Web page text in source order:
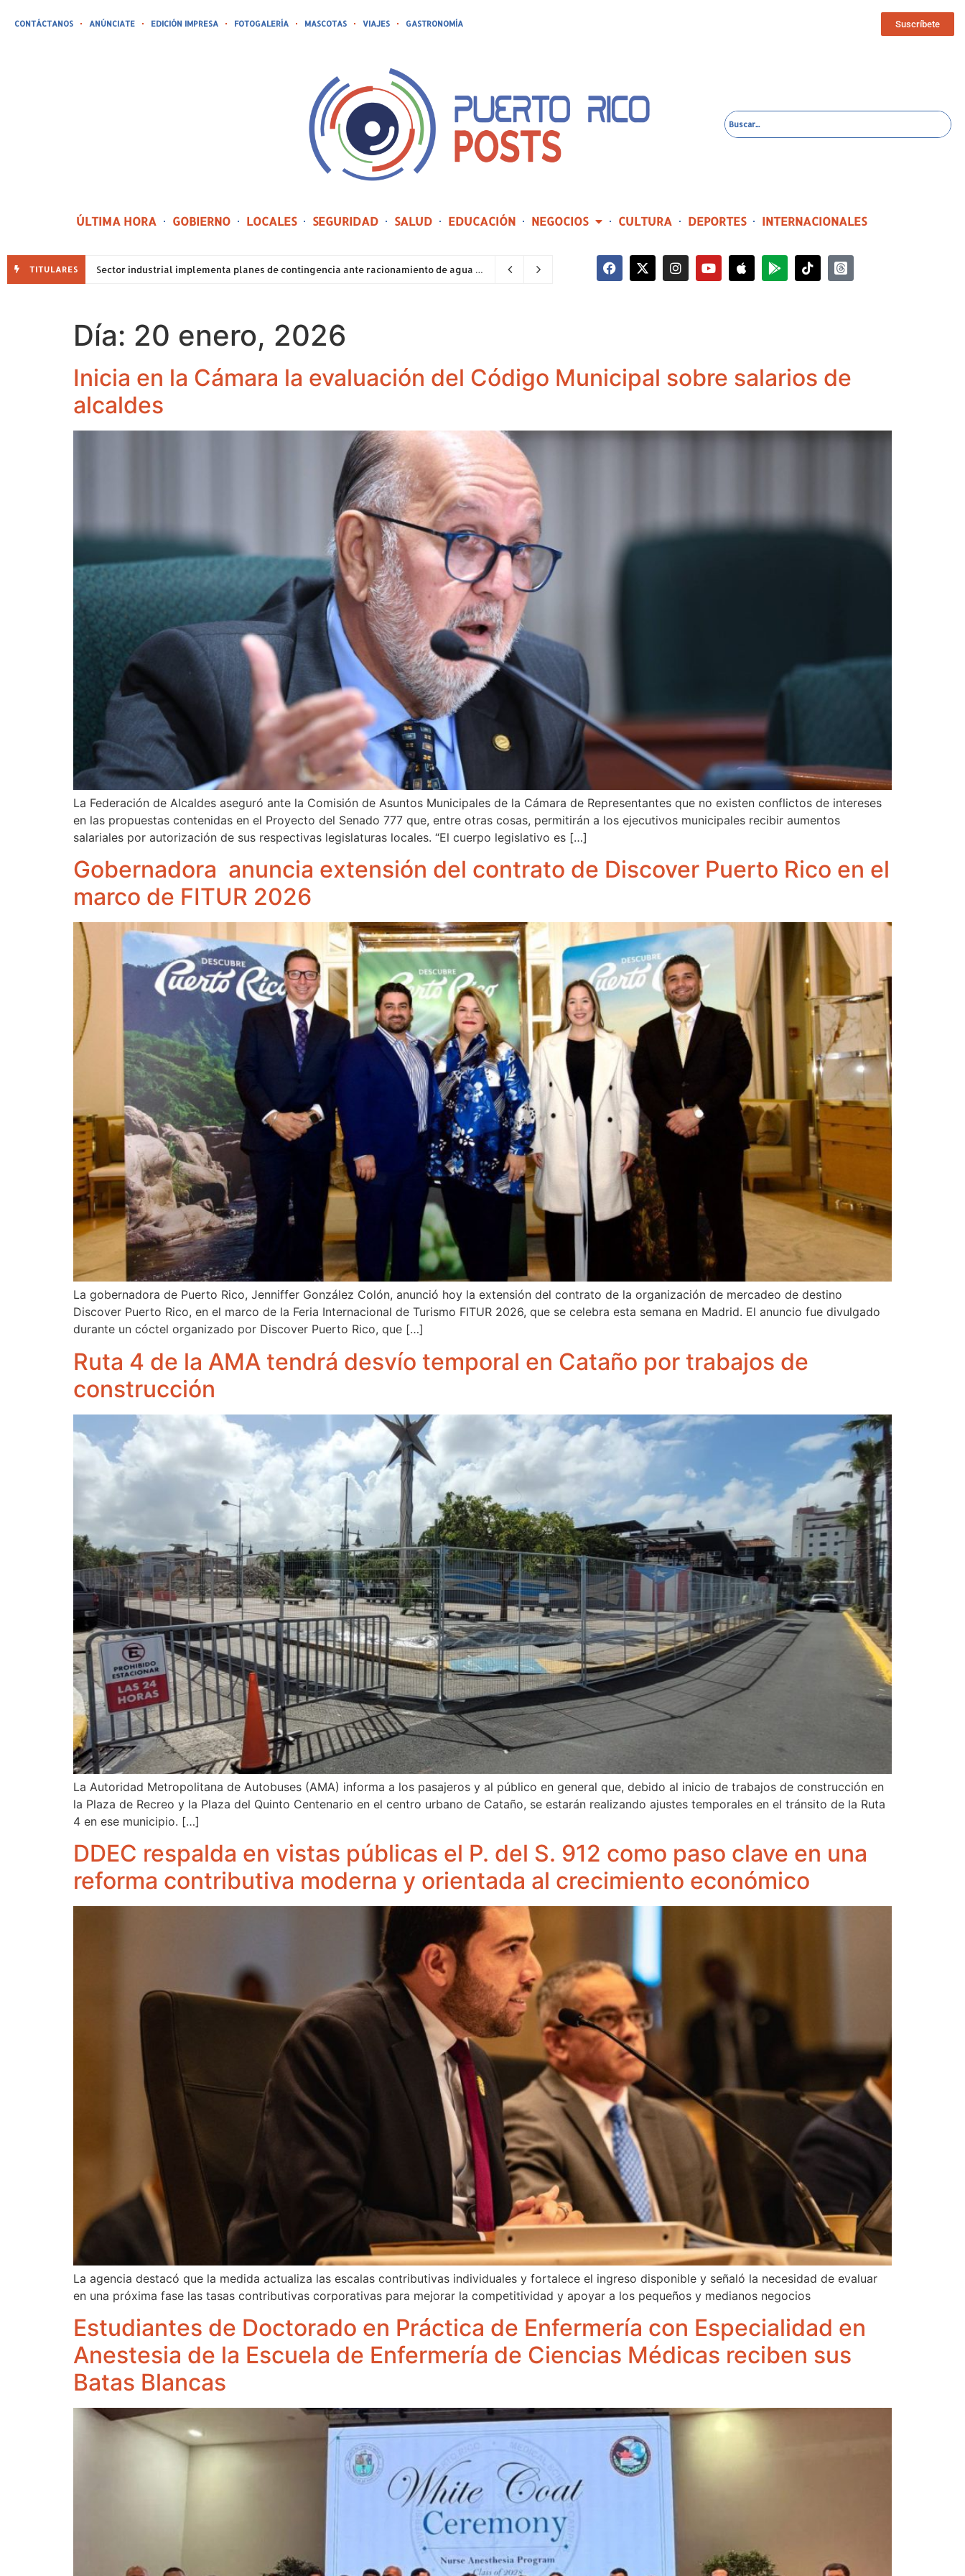
CONTÁCTANOS ANÚNCIATE EDICIÓN IMPRESA FOTOGALERÍA MASCOTAS VIAJES GASTRONOMÍA Suscríbete
ÚLTIMA HORA GOBIERNO LOCALES SEGURIDAD SALUD EDUCACIÓN NEGOCIOS CULTURA DEPORTES INTERNACIONALES
TITULARES Sector industrial implementa planes de contingencia ante racionamiento de agua y hace un llamado a la eficiencia infraestructural 1 hora ago
Día: 20 enero, 2026
Inicia en la Cámara la evaluación del Código Municipal sobre salarios de
alcaldes
La Federación de Alcaldes aseguró ante la Comisión de Asuntos Municipales de la Cámara de Representantes que no existen conflictos de intereses
en las propuestas contenidas en el Proyecto del Senado 777 que, entre otras cosas, permitirán a los ejecutivos municipales recibir aumentos
salariales por autorización de sus respectivas legislaturas locales. “El cuerpo legislativo es […]
Gobernadora anuncia extensión del contrato de Discover Puerto Rico en el
marco de FITUR 2026
La gobernadora de Puerto Rico, Jenniffer González Colón, anunció hoy la extensión del contrato de la organización de mercadeo de destino
Discover Puerto Rico, en el marco de la Feria Internacional de Turismo FITUR 2026, que se celebra esta semana en Madrid. El anuncio fue divulgado
durante un cóctel organizado por Discover Puerto Rico, que […]
Ruta 4 de la AMA tendrá desvío temporal en Cataño por trabajos de
construcción
La Autoridad Metropolitana de Autobuses (AMA) informa a los pasajeros y al público en general que, debido al inicio de trabajos de construcción en
la Plaza de Recreo y la Plaza del Quinto Centenario en el centro urbano de Cataño, se estarán realizando ajustes temporales en el tránsito de la Ruta
4 en ese municipio. […]
DDEC respalda en vistas públicas el P. del S. 912 como paso clave en una
reforma contributiva moderna y orientada al crecimiento económico
La agencia destacó que la medida actualiza las escalas contributivas individuales y fortalece el ingreso disponible y señaló la necesidad de evaluar
en una próxima fase las tasas contributivas corporativas para mejorar la competitividad y apoyar a los pequeños y medianos negocios
Estudiantes de Doctorado en Práctica de Enfermería con Especialidad en
Anestesia de la Escuela de Enfermería de Ciencias Médicas reciben sus
Batas Blancas